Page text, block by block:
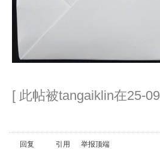
[ 此帖被tangaiklin在25-
回复 引用 举报顶端